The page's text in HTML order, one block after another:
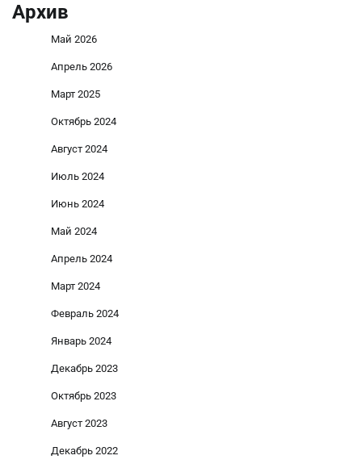
Архив
Май 2026
Апрель 2026
Март 2025
Октябрь 2024
Август 2024
Июль 2024
Июнь 2024
Май 2024
Апрель 2024
Март 2024
Февраль 2024
Январь 2024
Декабрь 2023
Октябрь 2023
Август 2023
Декабрь 2022